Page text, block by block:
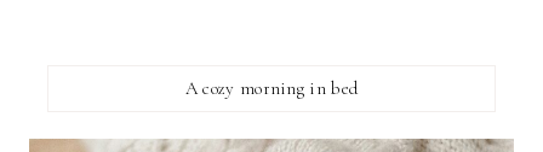
A cozy morning in bed